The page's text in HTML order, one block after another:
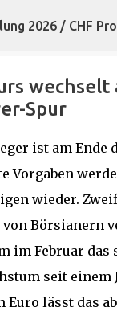
zum
2026 / CHF
Spur
ist am Ende
Vorgaben
wieder.
Börsianern
im Februar das
seit einem
Euro lässt das